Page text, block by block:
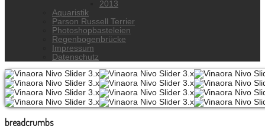
2013
Aquaristik
Parson Russell Terrier
Photoshopbasteleien
Regenbogenbrücke
Impressum
Datenschutz
breadcrumbs